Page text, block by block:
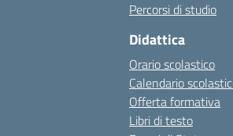
Percorsi di studio
Didattica
Orario scolastico
Calendario
Offerta formativa
Libri di testo